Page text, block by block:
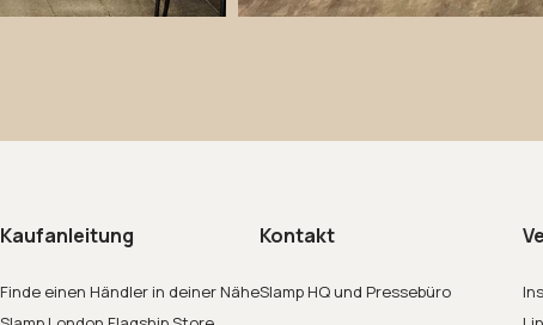
Kaufanleitung
Finde einen Händler in deiner Nähe
Kontakt
Slamp HQ und Pressebüro